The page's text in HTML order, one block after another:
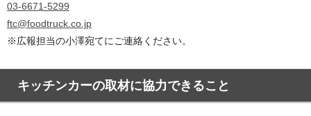
03-6671-5299
ftc@foodtruck.co.jp
※広報担当の小澤宛てにご連絡ください。
キッチンカーの取材に協力できること